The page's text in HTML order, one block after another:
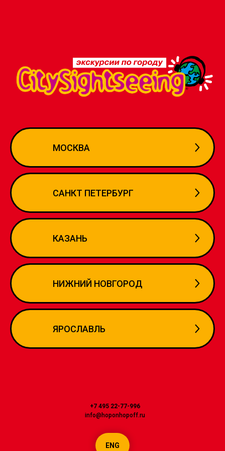
МОСКВА
САНКТ ПЕТЕРБУРГ
КАЗАНЬ
НИЖНИЙ НОВГОРОД
ЯРОСЛАВЛЬ
+7 495 22-77-996
info@hoponhopoff.ru
ENG